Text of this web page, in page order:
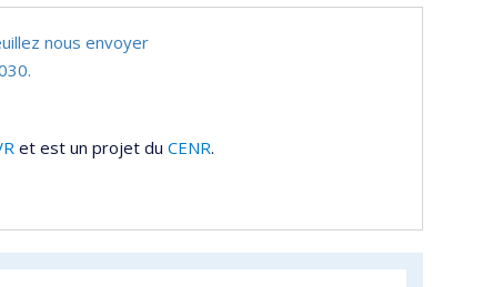
nous envoyer
et est un projet du CENR.